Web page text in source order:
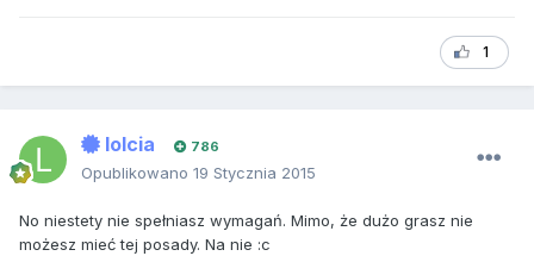
1
lolcia 786
Opublikowano 19 Stycznia 2015
No niestety nie spełniasz wymagań. Mimo, że dużo grasz nie
możesz mieć tej posady. Na nie :c